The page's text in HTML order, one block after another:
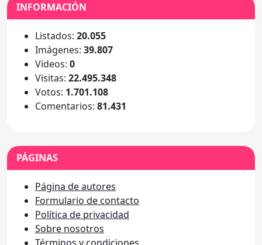
INFORMACIÓN
Listados: 20.055
Imágenes: 39.807
Videos: 0
Visitas: 22.495.348
Votos: 1.701.108
Comentarios: 81.431
PÁGINAS
Página de autores
Formulario de contacto
Política de privacidad
Sobre nosotros